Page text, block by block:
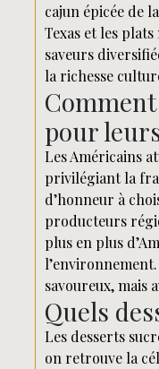
cajun épicée de
Texas et les
saveurs
la richesse
pour
Les Américains
privilégiant la
d’honneur à
producteurs
plus en plus
savoureux, mais
Quels
Les desserts
on retrouve la